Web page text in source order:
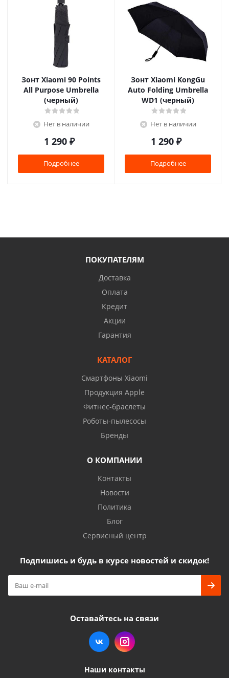
Зонт Xiaomi 90 Points
All Purpose Umbrella
(черный)
Нет в наличии
1 290 ₽
Подробнее
Зонт Xiaomi KongGu
Auto Folding Umbrella
WD1 (черный)
Нет в наличии
1 290 ₽
Подробнее
ПОКУПАТЕЛЯМ
Доставка
Оплата
Кредит
Акции
Гарантия
КАТАЛОГ
Смартфоны Xiaomi
Продукция Apple
Фитнес-браслеты
Роботы-пылесосы
Бренды
О КОМПАНИИ
Контакты
Новости
Политика
Блог
Сервисный центр
Подпишись и будь в курсе новостей и скидок!
Оставайтесь на связи
Наши контакты